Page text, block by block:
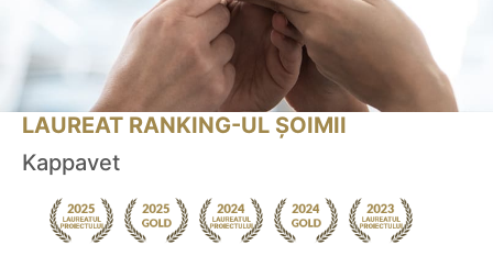
LAUREAT RANKING-UL ȘOIMII
Kappavet